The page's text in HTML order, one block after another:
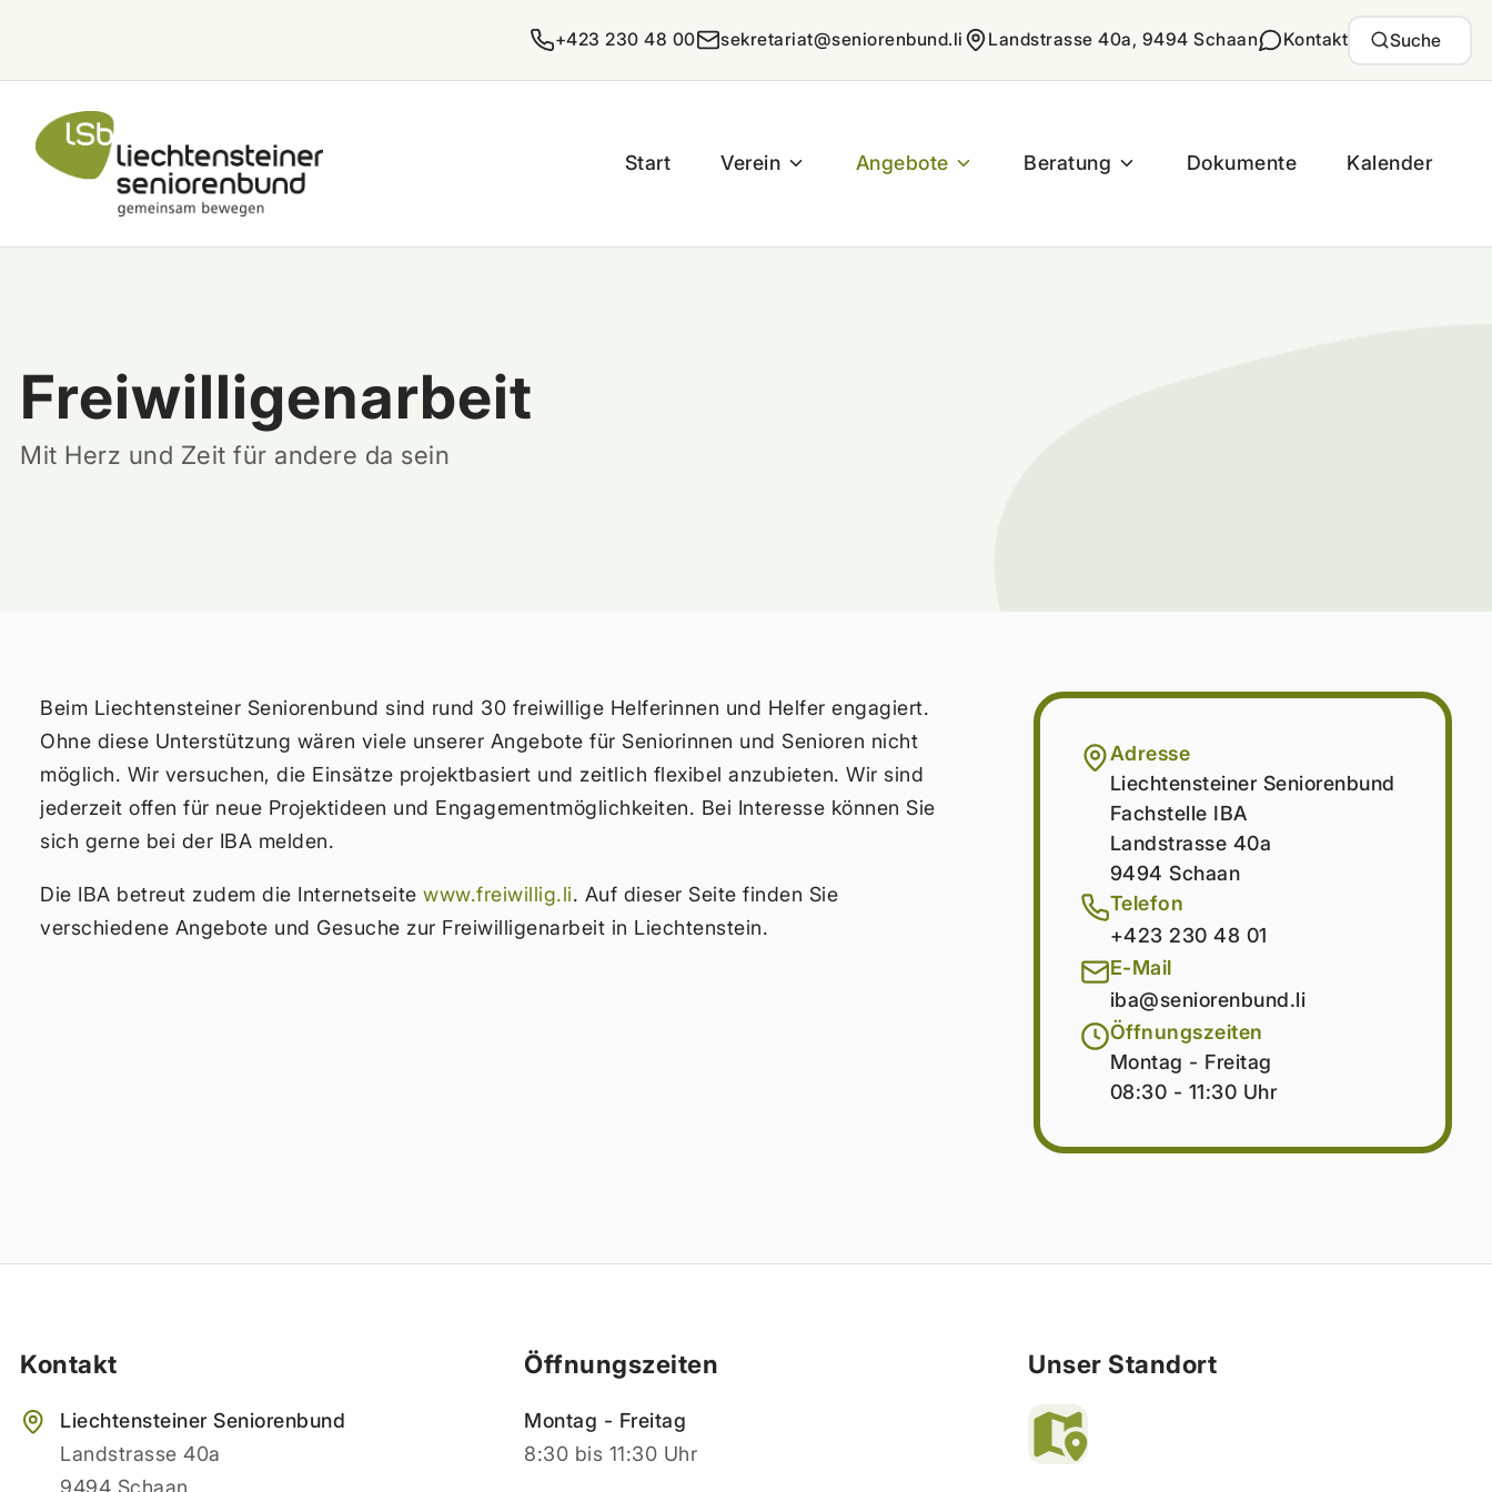
+423 230 48 00 sekretariat@seniorenbund.li Landstrasse 40a, 9494 Schaan Kontakt Suche
Start Verein Angebote Beratung Dokumente Kalender
Freiwilligenarbeit
Mit Herz und Zeit für andere da sein
Beim Liechtensteiner Seniorenbund sind rund 30 freiwillige Helferinnen und Helfer engagiert.
Ohne diese Unterstützung wären viele unserer Angebote für Seniorinnen und Senioren nicht
möglich. Wir versuchen, die Einsätze projektbasiert und zeitlich flexibel anzubieten. Wir sind
jederzeit offen für neue Projektideen und Engagementmöglichkeiten. Bei Interesse können Sie
sich gerne bei der IBA melden.
Die IBA betreut zudem die Internetseite www.freiwillig.li. Auf dieser Seite finden Sie
verschiedene Angebote und Gesuche zur Freiwilligenarbeit in Liechtenstein.
Adresse
Liechtensteiner Seniorenbund
Fachstelle IBA
Landstrasse 40a
9494 Schaan
Telefon
+423 230 48 01
E-Mail
iba@seniorenbund.li
Öffnungszeiten
Montag - Freitag
08:30 - 11:30 Uhr
Kontakt
Liechtensteiner Seniorenbund
Landstrasse 40a
9494 Schaan
Öffnungszeiten
Montag - Freitag
8:30 bis 11:30 Uhr
Unser Standort